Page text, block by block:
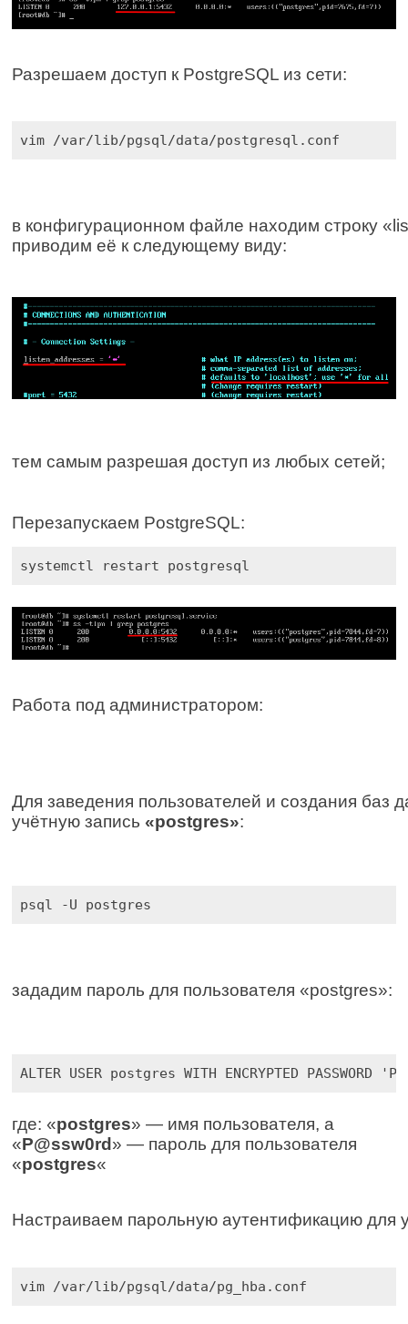
Разрешаем доступ к PostgreSQL из сети:
vim /var/lib/pgsql/data/postgresql.conf
в конфигурационном файле находим строку
приводим её к следующему виду:
тем самым разрешая доступ из любых сетей;
Перезапускаем PostgreSQL:
systemctl restart postgresql
Работа под администратором:
Для заведения пользователей и создания баз
учётную запись «postgres»:
psql -U postgres
зададим пароль для пользователя «postgres»:
ALTER USER postgres WITH ENCRYPTED PASSWORD
где: «postgres» — имя пользователя, а
«P@ssw0rd » — пароль для пользователя
«postgres«
Настраиваем парольную аутентификацию для
vim /var/lib/pgsql/data/pg_hba.conf